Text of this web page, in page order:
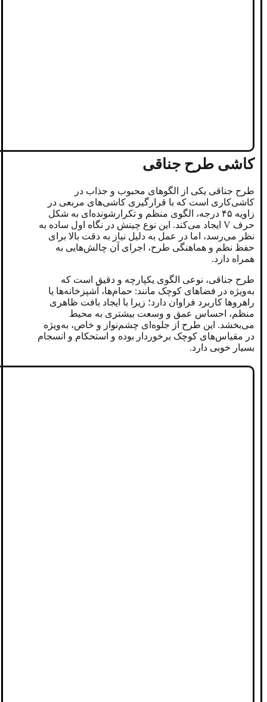
کاشی طرح جناقی
طرح جناقی یکی از الگوهای محبوب و جذاب در
کاشی‌کاری است که با قرارگیری کاشی‌های مربعی در
زاویه ۴۵ درجه، الگوی منظم و تکرارشونده‌ای به شکل
حرف V ایجاد می‌کند. این نوع چینش در نگاه اول ساده به
نظر می‌رسد، اما در عمل به دلیل نیاز به دقت بالا برای
حفظ نظم و هماهنگی طرح، اجرای آن چالش‌هایی به
همراه دارد.
طرح جناقی، نوعی الگوی یکپارچه و دقیق است که
به‌ویژه در فضاهای کوچک مانند: حمام‌ها، آشپزخانه‌ها یا
راهروها کاربرد فراوان دارد؛ زیرا با ایجاد بافت ظاهری
منظم، احساس عمق و وسعت بیشتری به محیط
می‌بخشد. این طرح از جلوه‌ای چشم‌نواز و خاص، به‌ویژه
در مقیاس‌های کوچک برخوردار بوده و استحکام و انسجام
بسیار خوبی دارد.